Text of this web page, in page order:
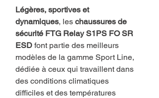
Légères, sportives et
dynamiques, les chaussures de
sécurité FTG Relay S1PS FO SR
ESD font partie des meilleurs
modèles de la gamme Sport Line,
dédiée à ceux qui travaillent dans
des conditions climatiques
difficiles et des températures